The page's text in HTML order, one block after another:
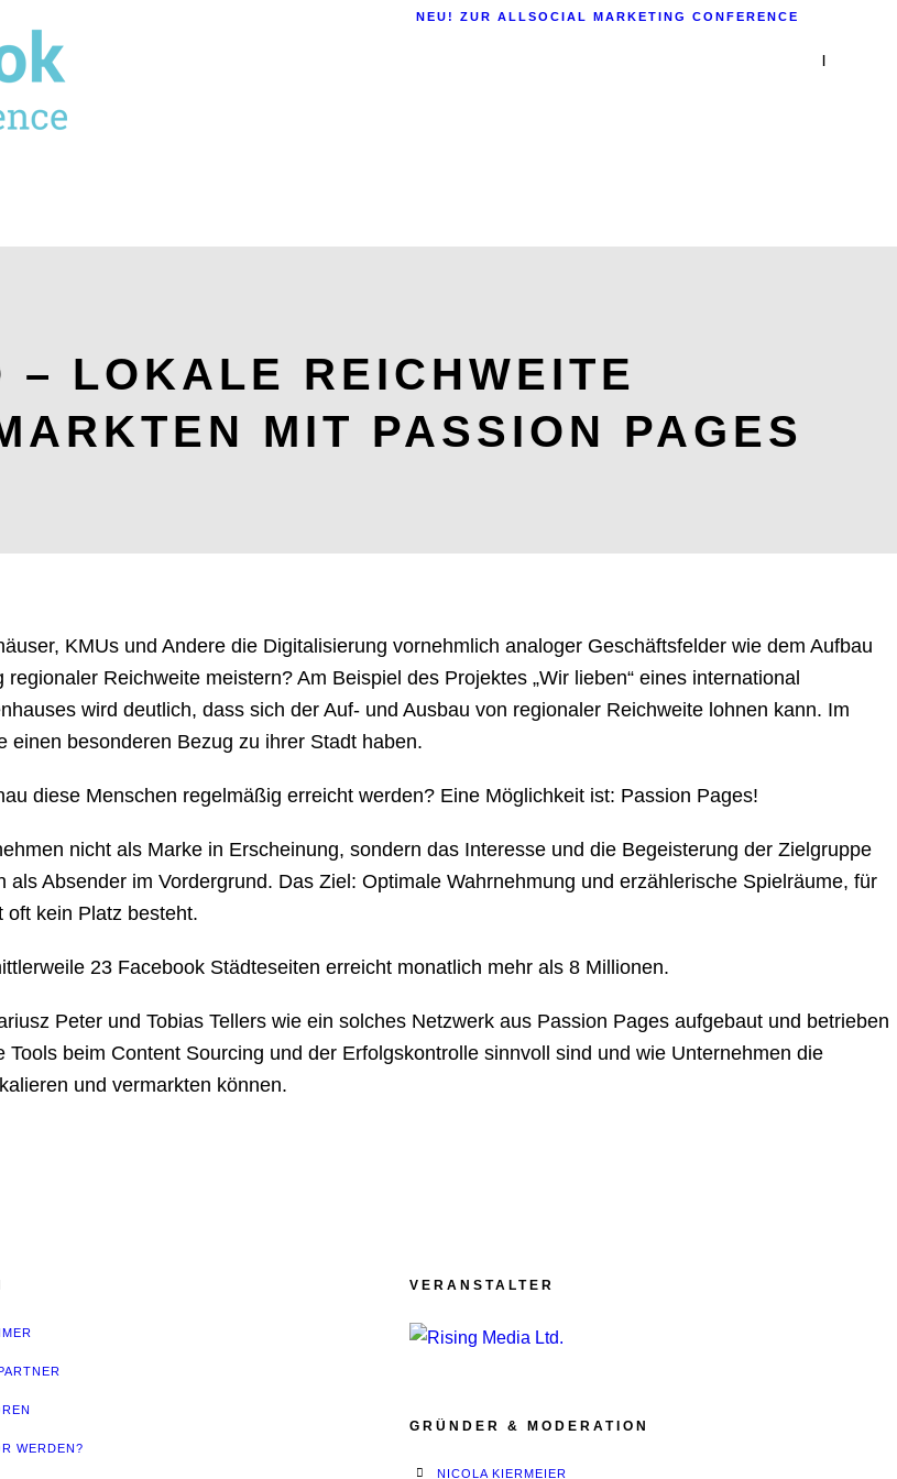
NEU! ZUR ALLSOCIAL MARKETING CONFERENCE
|
– LOKALE REICHWEITE
MIT PASSION PAGES
KMUs und Andere die Digitalisierung vornehmlich analoger Geschäftsfelder wie dem Aufbau
regionaler Reichweite meistern? Am Beispiel des Projektes „Wir lieben“ eines international
wird deutlich, dass sich der Auf- und Ausbau von regionaler Reichweite lohnen kann. Im
einen besonderen Bezug zu ihrer Stadt haben.
diese Menschen regelmäßig erreicht werden? Eine Möglichkeit ist: Passion Pages!
nicht als Marke in Erscheinung, sondern das Interesse und die Begeisterung der Zielgruppe
als Absender im Vordergrund. Das Ziel: Optimale Wahrnehmung und erzählerische Spielräume, für
oft kein Platz besteht.
23 Facebook Städteseiten erreicht monatlich mehr als 8 Millionen.
Peter und Tobias Tellers wie ein solches Netzwerk aus Passion Pages aufgebaut und betrieben
Tools beim Content Sourcing und der Erfolgskontrolle sinnvoll sind und wie Unternehmen die
und vermarkten können.
WERDEN?
VERANSTALTER
GRÜNDER & MODERATION
NICOLA KIERMEIER